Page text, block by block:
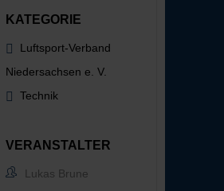
KATEGORIE
Luftsport-Verband
Niedersachsen e. V.
Technik
VERANSTALTER
Lukas Brune